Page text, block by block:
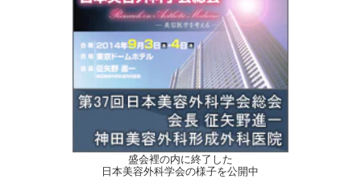
盛会裡の内に終了した
日本美容外科学会の様子を公開中